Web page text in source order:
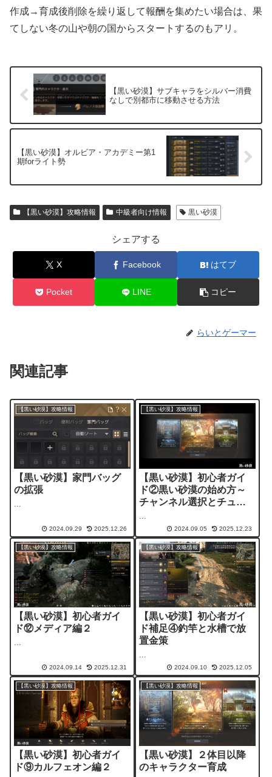
作成→育成後削除を繰り返して報酬を集めたい場合は、果
てしない冬の山や朝の国からスタートするのもアリ。
【黒い砂漠】サブキャラをシルバー消費
なしで別都市に移動させる方法
【黒い砂漠】オルビア・アカデミー第1
期forライト勢
【黒い砂漠】攻略情報 中級者向け情報 黒い砂漠
シェアする
X Facebook はてブ
Pocket LINE コピー
らいとゲーマー
関連記事
【黒い砂漠】攻略情報
【黒い砂漠】家門バッグ
の拡張
2024.09.29 2025.12.26
【黒い砂漠】攻略情報
【黒い砂漠】初心者ガイ
ド②黒い砂漠の始め方～
チャンネル選択とチュー
2024.09.05 2025.12.23
【黒い砂漠】攻略情報
【黒い砂漠】初心者ガイ
ド⑫メディア編２
2024.09.14 2025.12.31
【黒い砂漠】攻略情報
【黒い砂漠】初心者ガイ
ド補足④釣竿と水槽で放
置金策
2024.09.10 2025.12.05
【黒い砂漠】攻略情報
【黒い砂漠】初心者ガイ
ド⑨カルフェオン編２
【黒い砂漠】攻略情報
【黒い砂漠】２体目以降
のキャラクター育成